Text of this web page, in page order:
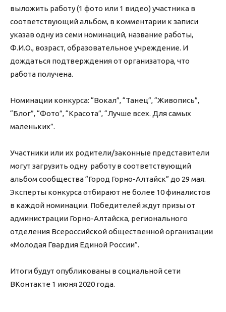
выложить работу (1 фото или 1 видео) участника в
соответствующий альбом, в комментарии к записи
указав одну из семи номинаций, название работы,
Ф.И.О., возраст, образовательное учреждение. И
дождаться подтверждения от организатора, что
работа получена.
Номинации конкурса: “Вокал”, “Танец”, “Живопись”,
“Блог”, “Фото”, “Красота”, “Лучше всех. Для самых
маленьких”.
Участники или их родители/законные представители
могут загрузить одну работу в соответствующий
альбом сообщества “Город Горно-Алтайск” до 29 мая.
Эксперты конкурса отбирают не более 10 финалистов
в каждой номинации. Победителей ждут призы от
администрации Горно-Алтайска, регионального
отделения Всероссийской общественной организации
«Молодая Гвардия Единой России”.
Итоги будут опубликованы в социальной сети
ВКонтакте 1 июня 2020 года.